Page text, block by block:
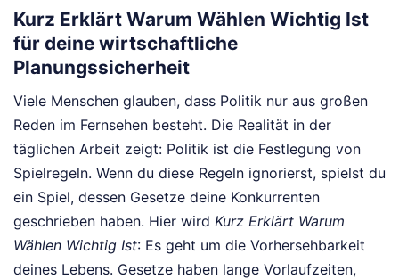
Kurz Erklärt Warum Wählen Wichtig Ist
für deine wirtschaftliche
Planungssicherheit
Viele Menschen glauben, dass Politik nur aus großen
Reden im Fernsehen besteht. Die Realität in der
täglichen Arbeit zeigt: Politik ist die Festlegung von
Spielregeln. Wenn du diese Regeln ignorierst, spielst du
ein Spiel, dessen Gesetze deine Konkurrenten
geschrieben haben. Hier wird Kurz Erklärt Warum
Wählen Wichtig Ist: Es geht um die Vorhersehbarkeit
deines Lebens. Gesetze haben lange Vorlaufzeiten,